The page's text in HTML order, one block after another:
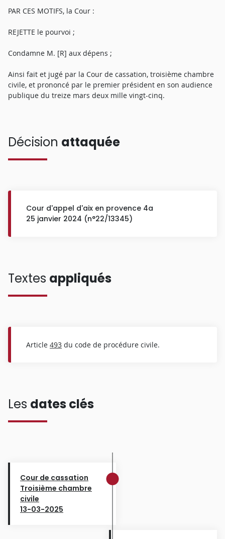
PAR CES MOTIFS, la Cour :
REJETTE le pourvoi ;
Condamne M. [R] aux dépens ;
Ainsi fait et jugé par la Cour de cassation, troisième chambre
civile, et prononcé par le premier président en son audience
publique du treize mars deux mille vingt-cinq.
Décision attaquée
Cour d'appel d'aix en provence 4a
25 janvier 2024 (n°22/13345)
Textes appliqués
Article 493 du code de procédure civile.
Les dates clés
Cour de cassation
Troisième chambre
civile
13-03-2025